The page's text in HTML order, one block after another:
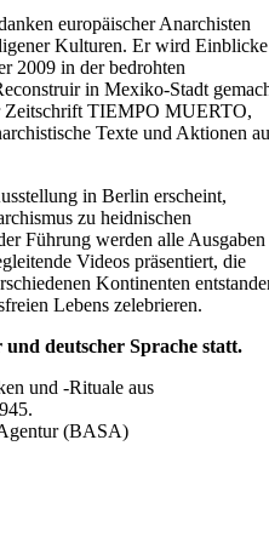
europäischer Anarchisten
Kulturen. Er wird Einblicke
2009 in der bedrohten
in Mexiko-Stadt
Zeitschrift TIEMPO MUERTO,
Texte und Aktionen
in Berlin erscheint,
zu heidnischen
Führung werden alle Ausgaben
Videos präsentiert, die
Kontinenten
Lebens zelebrieren.
deutscher Sprache statt.
(BASA)